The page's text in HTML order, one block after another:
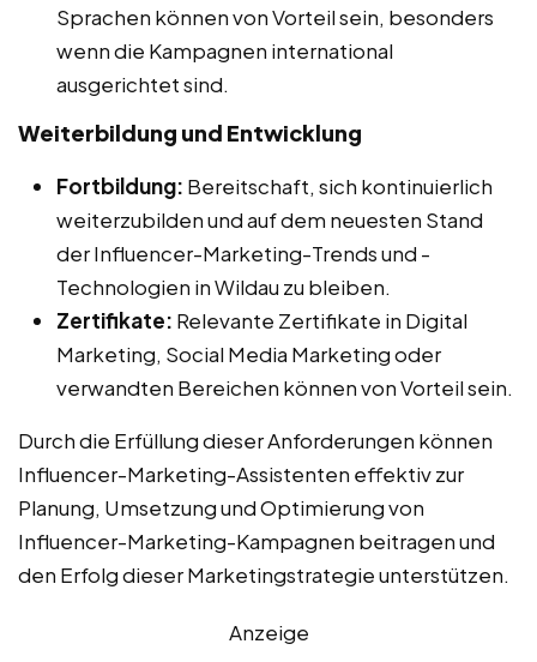
Sprachen können von Vorteil sein, besonders
wenn die Kampagnen international
ausgerichtet sind.
Weiterbildung und Entwicklung
Fortbildung: Bereitschaft, sich kontinuierlich
weiterzubilden und auf dem neuesten Stand
der Influencer-Marketing-Trends und -
Technologien in Wildau zu bleiben.
Zertifikate: Relevante Zertifikate in Digital
Marketing, Social Media Marketing oder
verwandten Bereichen können von Vorteil sein.
Durch die Erfüllung dieser Anforderungen können
Influencer-Marketing-Assistenten effektiv zur
Planung, Umsetzung und Optimierung von
Influencer-Marketing-Kampagnen beitragen und
den Erfolg dieser Marketingstrategie unterstützen.
Anzeige